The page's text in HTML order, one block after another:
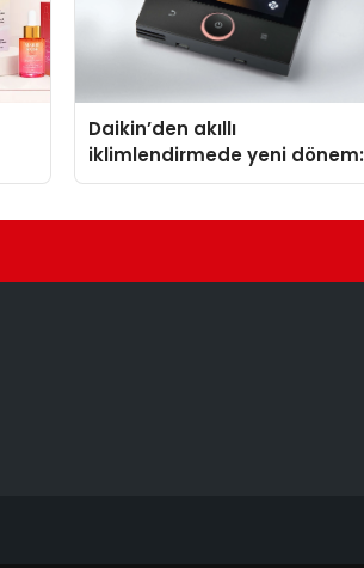
Daikin’den akıllı
iklimlendirmede yeni dönem:
Madoka Plus Türkiye’de